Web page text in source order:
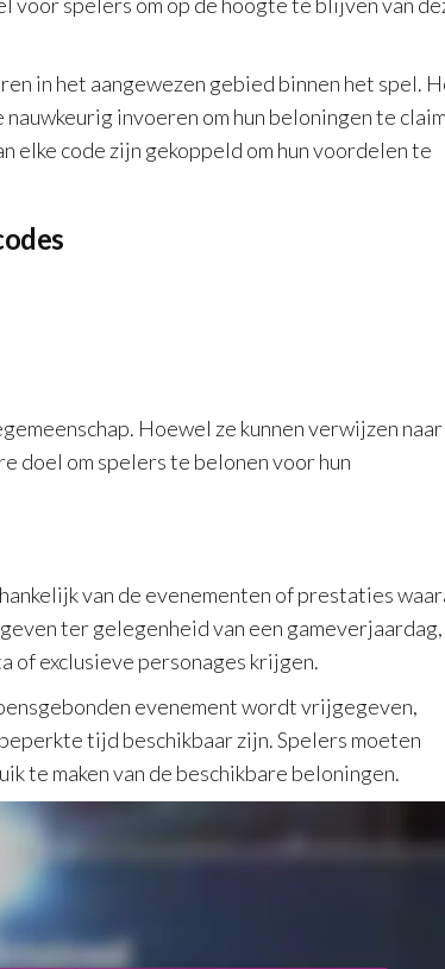
voor spelers om op de hoogte te blijven van
in het aangewezen gebied binnen het spel.
invoeren om hun beloningen te
elke code zijn gekoppeld om hun voordelen te
Hoewel ze kunnen verwijzen naar
doel om spelers te belonen voor hun
van de evenementen of prestaties
ter gelegenheid van een gameverjaardag,
of exclusieve personages krijgen.
evenement wordt vrijgegeven,
tijd beschikbaar zijn. Spelers moeten
te maken van de beschikbare beloningen.